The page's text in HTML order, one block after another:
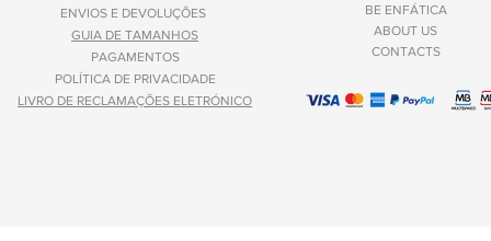
ENVIOS E DEVOLUÇÕES
GUIA DE TAMANHOS
PAGAMENTOS
POLÍTICA DE PRIVACIDADE
LIVRO DE RECLAMAÇÕES ELETRÓNICO
BE ENFÁTICA
ABOUT US
CONTACTS